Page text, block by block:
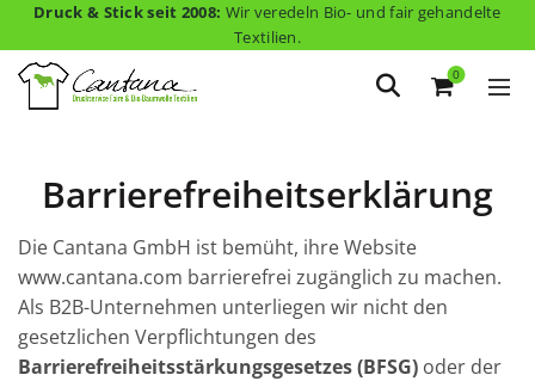
Druck & Stick seit 2008: Wir veredeln Bio- und fair gehandelte
Textilien.
0
Barrierefreiheitserklärung
Die Cantana GmbH ist bemüht, ihre Website
www.cantana.com barrierefrei zugänglich zu machen.
Als B2B-Unternehmen unterliegen wir nicht den
gesetzlichen Verpflichtungen des
Barrierefreiheitsstärkungsgesetzes (BFSG) oder der